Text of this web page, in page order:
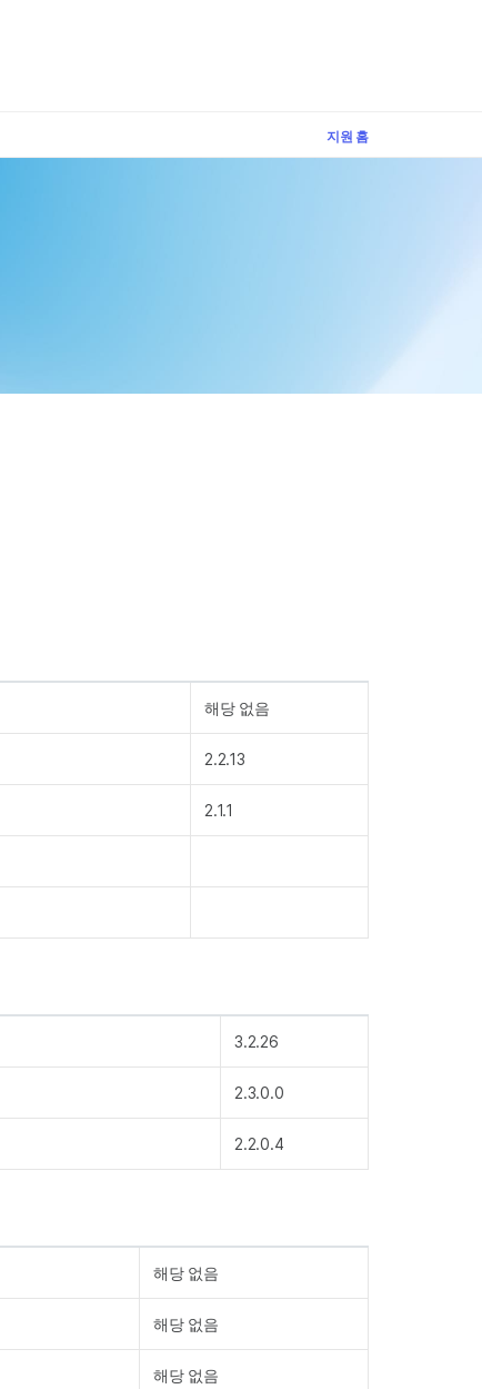
지원 홈
해당 없음
2.2.13
2.1.1
3.2.26
2.3.0.0
2.2.0.4
해당 없음
해당 없음
해당 없음